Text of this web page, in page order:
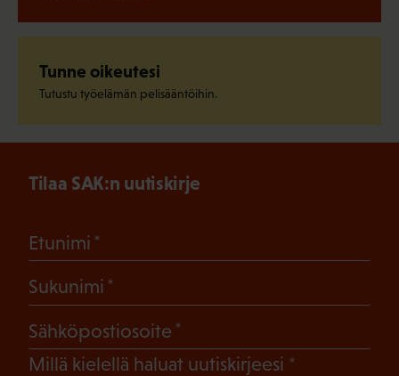
Tunne oikeutesi
Tutustu työelämän pelisääntöihin.
Tilaa SAK:n uutiskirje
Etunimi
Sukunimi
Sähköpostiosoite
Millä kielellä haluat uutiskirjeesi (Pakollinen)